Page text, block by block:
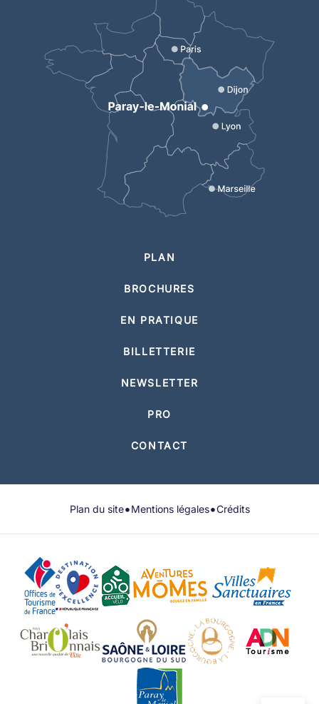
PLAN
BROCHURES
EN PRATIQUE
BILLETTERIE
NEWSLETTER
PRO
CONTACT
Plan du site•Mentions légales•Crédits